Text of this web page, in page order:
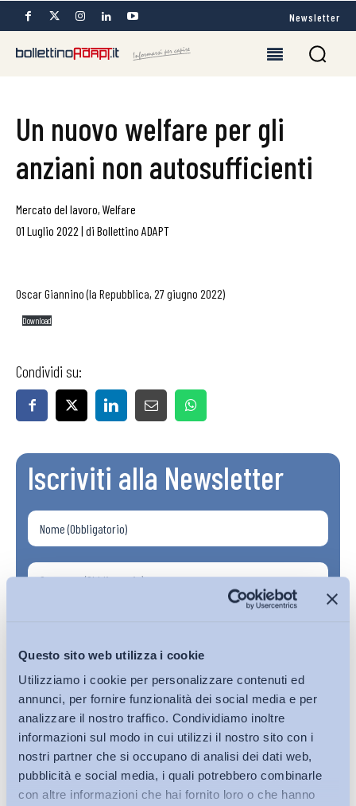
Questo sito web utilizza i cookie
Utilizziamo i cookie per personalizzare contenuti ed
annunci, per fornire funzionalità dei social media e per
analizzare il nostro traffico. Condividiamo inoltre
informazioni sul modo in cui utilizzi il nostro sito con i
nostri partner che si occupano di analisi dei dati web,
pubblicità e social media, i quali potrebbero combinarle
con altre informazioni che hai fornito loro o che hanno
Newsletter
Un nuovo welfare per gli
anziani non autosufficienti
Mercato del lavoro, Welfare
01 Luglio 2022 | di Bollettino ADAPT
Oscar Giannino (la Repubblica, 27 giugno 2022)
Download
Condividi su:
Iscriviti alla Newsletter